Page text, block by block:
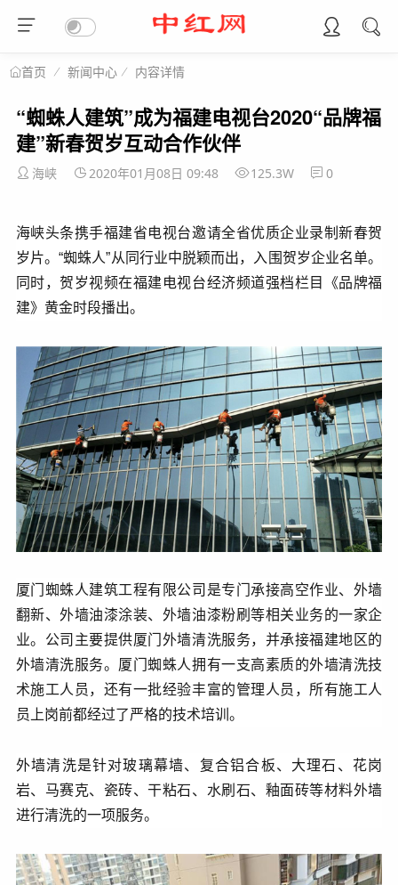
首页 新闻中心 内容详情
“蜘蛛人建筑”成为福建电视台2020“品牌福
建”新春贺岁互动合作伙伴
海峡 2020年01月08日 09:48 125.3W 0
海峡头条携手福建省电视台邀请全省优质企业录制新春贺
岁片。“蜘蛛人”从同行业中脱颖而出，入围贺岁企业名单。
同时，贺岁视频在福建电视台经济频道强档栏目《品牌福
建》黄金时段播出。
厦门蜘蛛人建筑工程有限公司是专门承接高空作业、外墙
翻新、外墙油漆涂装、外墙油漆粉刷等相关业务的一家企
业。公司主要提供厦门外墙清洗服务，并承接福建地区的
外墙清洗服务。厦门蜘蛛人拥有一支高素质的外墙清洗技
术施工人员，还有一批经验丰富的管理人员，所有施工人
员上岗前都经过了严格的技术培训。
外墙清洗是针对玻璃幕墙、复合铝合板、大理石、花岗
岩、马赛克、瓷砖、干粘石、水刷石、釉面砖等材料外墙
进行清洗的一项服务。